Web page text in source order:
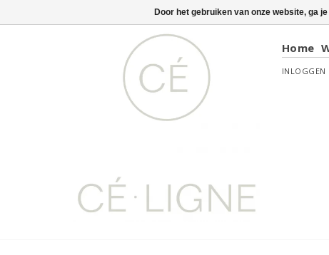
Home
INLOGGEN
Door het gebruiken van onze website, ga